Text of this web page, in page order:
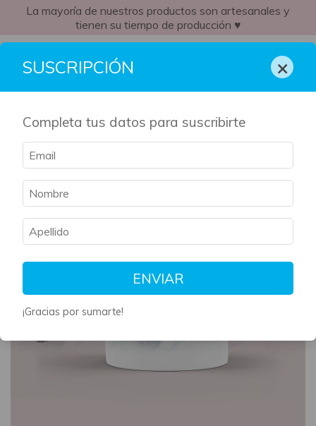
La mayoría de nuestros productos son artesanales y
tienen su tiempo de producción ♥
SUSCRIPCIÓN ×
Completa tus datos para suscribirte
ENVIAR
¡Gracias por sumarte!